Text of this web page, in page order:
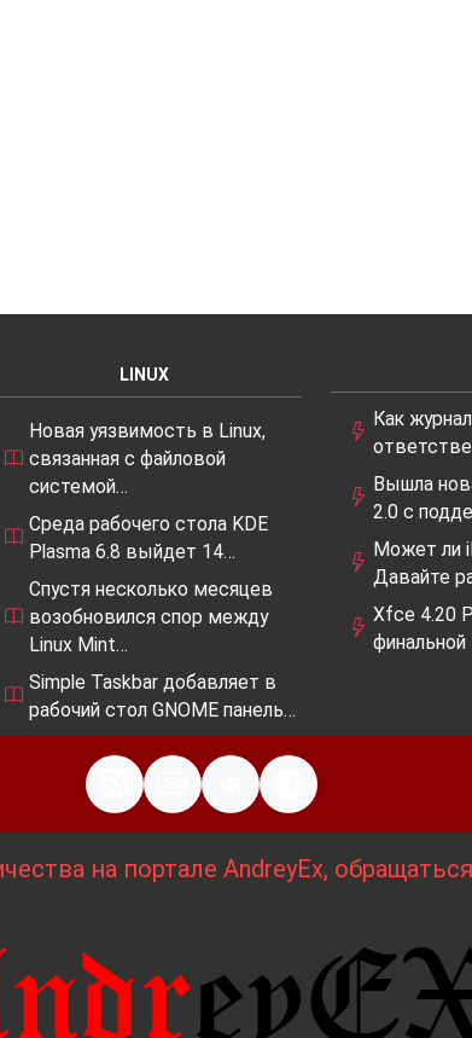
LINUX
Новая уязвимость в Linux,
связанная с файловой
системой…
Среда рабочего стола KDE
Plasma 6.8 выйдет 14…
Спустя несколько месяцев
возобновился спор между
Linux Mint…
Simple Taskbar добавляет в
рабочий стол GNOME панель…
Как
Вышла
2.0 с
Может ли
Давайте
Xfce 4.20
на портале AndreyEx,